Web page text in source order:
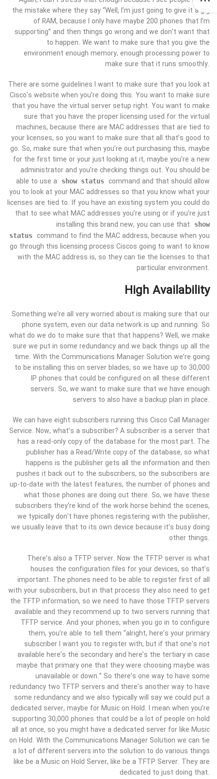
the mistake where they say “Well, I’m just going to give it a gig
of RAM, because I only have maybe 200 phones that I’m
supporting” and then things go wrong and we don’t want that
to happen. We want to make sure that you give the
environment enough memory, enough processing power to
make sure that it runs smoothly.
There are some guidelines I want to make sure that you look at
Cisco’s website when you’re doing this. You want to make sure
that you have the virtual server setup right. You want to make
sure that you have the proper licensing used for the virtual
machines, because there are MAC addresses that are tied to
your licenses, so you want to make sure that all that’s good to
go. So, make sure that when you’re out purchasing this, maybe
for the first time or your just looking at it, maybe you’re a new
administrator and you’re checking things out. You should be
able to use a
show status command and that should allow
you to look at your MAC addresses so that you know what your
licenses are tied to. If you have an existing system you could do
that to see what MAC addresses you’re using or if you’re just
installing this brand new, you can use that
show
status command to find the MAC address, because when you
go through this licensing process Ciscos going to want to know
with the MAC address is, so they can tie the licenses to that
particular environment.
High Availability
Something we’re all very worried about is making sure that our
phone system, even our data network is up and running. So
what do we do to make sure that that happens? Well, we make
sure we put in some redundancy and we back things up all the
time. With the Communications Manager Solution we’re going
to be installing this on server blades, so we have up to 30,000
IP phones that could be configured on all these different
servers. So, we want to make sure that we have enough
servers to also have a backup plan in place.
We can have eight subscribers running this Cisco Call Manager
Service. Now, what’s a subscriber? A subscriber is a server that
has a read-only copy of the database for the most part. The
publisher has a Read/Write copy of the database, so what
happens is the publisher gets all the information and then
pushes it back out to the subscribers, so the subscribers are
up-to-date with the latest features, the number of phones and
what those phones are doing out there. So, we have these
subscribers they’re kind of the work horse behind the scenes,
we typically don’t have phones registering with the publisher,
we usually leave that to its own device because it’s busy doing
other things.
There’s also a TFTP server. Now the TFTP server is what
houses the configuration files for your devices, so that’s
important. The phones need to be able to register first of all
with your subscribers, but in that process they also need to get
the TFTP information, so we need to have those TFTP servers
available and they recommend up to two servers running that
TFTP service. And your phones, when you go in to configure
them, you’re able to tell them “alright, here’s your primary
subscriber I want you to register with, but if that one’s not
available here’s the secondary and here’s the tertiary in case
maybe that primary one that they were choosing maybe was
unavailable or down.” So there’s one way to have some
redundancy two TFTP servers and there’s another way to have
some redundancy and we also typically will say we could put a
dedicated server, maybe for Music on Hold. I mean when you’re
supporting 30,000 phones that could be a lot of people on hold
all at once, so you might have a dedicated server for like Music
on Hold. With the Communications Manager Solution we can tie
a lot of different servers into the solution to do various things
like be a Music on Hold Server, like be a TFTP Server. They are
dedicated to just doing that.